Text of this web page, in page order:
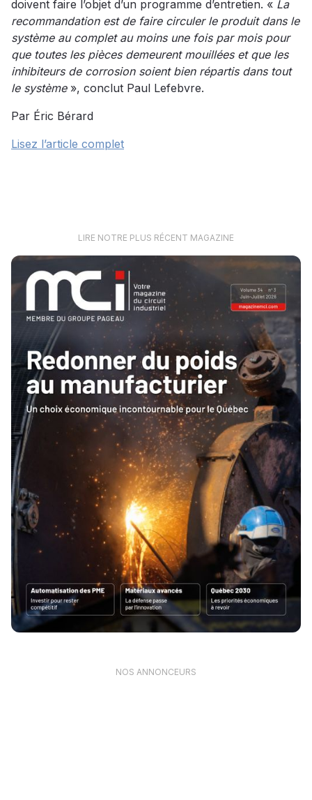
doivent faire l’objet d’un programme d’entretien. « La
recommandation est de faire circuler le produit dans le
système au complet au moins une fois par mois pour
que toutes les pièces demeurent mouillées et que les
inhibiteurs de corrosion soient bien répartis dans tout
le système », conclut Paul Lefebvre.
Par Éric Bérard
Lisez l’article complet
LIRE NOTRE PLUS RÉCENT MAGAZINE
NOS ANNONCEURS